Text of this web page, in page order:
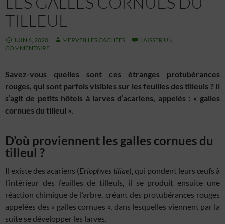
TILLEUL
JUIN 6, 2020 MERVEILLES CACHÉES
LAISSER UN
COMMENTAIRE
Savez-vous quelles sont ces étranges protubérances
rouges, qui sont parfois visibles sur les feuilles des tilleuls ? Il
s’agit de petits hôtels à larves d’acariens, appelés : « galles
cornues du tilleul ».
D’où proviennent les galles cornues du
tilleul ?
Il existe des acariens (Eriophyes tiliae), qui pondent leurs œufs à
l’intérieur des feuilles de tilleuls, il se produit ensuite une
réaction chimique de l’arbre, créant des protubérances rouges
appelées des « galles cornues », dans lesquelles viennent par la
suite se développer les larves.